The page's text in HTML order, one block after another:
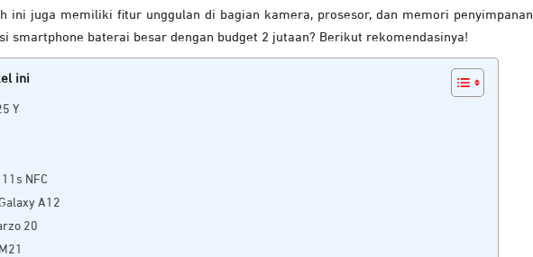
ini juga memiliki fitur unggulan di bagian kamera, prosesor, dan memori penyimpanan.
smartphone baterai besar dengan budget 2 jutaan? Berikut rekomendasinya!
ini
Y
NFC
A12
20